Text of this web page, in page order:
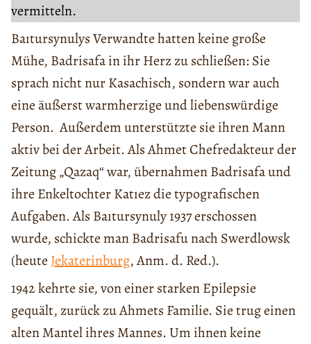
vermitteln.
Baıtursynulys Verwandte hatten keine große
Mühe, Badrisafa in ihr Herz zu schließen: Sie
sprach nicht nur Kasachisch, sondern war auch
eine äußerst warmherzige und liebenswürdige
Person. Außerdem unterstützte sie ihren Mann
aktiv bei der Arbeit. Als Ahmet Chefredakteur der
Zeitung „Qazaq“ war, übernahmen Badrisafa und
ihre Enkeltochter Katıez die typografischen
Aufgaben. Als Baıtursynuly 1937 erschossen
wurde, schickte man Badrisafu nach Swerdlowsk
(heute Jekaterinburg, Anm. d. Red.).
1942 kehrte sie, von einer starken Epilepsie
gequält, zurück zu Ahmets Familie. Sie trug einen
alten Mantel ihres Mannes. Um ihnen keine